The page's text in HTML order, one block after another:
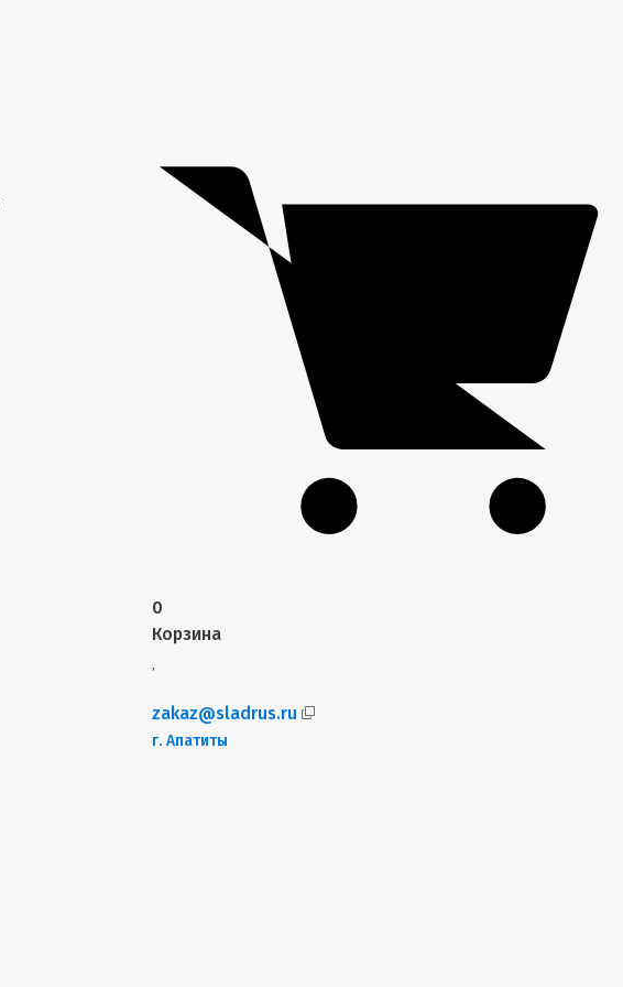
0
Корзина
zakaz@sladrus.ru
г. Апатиты